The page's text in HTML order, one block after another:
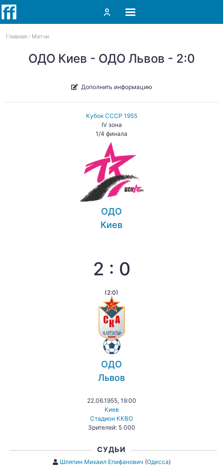
Главная Матчи
ОДО Киев - ОДО Львов - 2:0
Дополнить информацию
Кубок СССР 1955
IV зона
1/4 финала
ОДО
Киев
2 : 0
(2:0)
ОДО
Львов
22.06.1955, 19:00
Киев
Стадион ККВО
Зрителей: 5 000
СУДЬИ
Шляпин Михаил Епифанович (Одесса)